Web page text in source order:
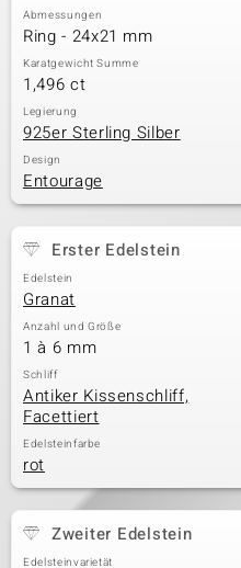
Abmessungen
Ring - 24x21 mm
Karatgewicht Summe
1,496 ct
Legierung
925er Sterling Silber
Design
Entourage
Erster Edelstein
Edelstein
Granat
Anzahl und Größe
1 à 6 mm
Schliff
Antiker Kissenschliff,
Facettiert
Edelsteinfarbe
rot
Zweiter Edelstein
Edelsteinvarietät